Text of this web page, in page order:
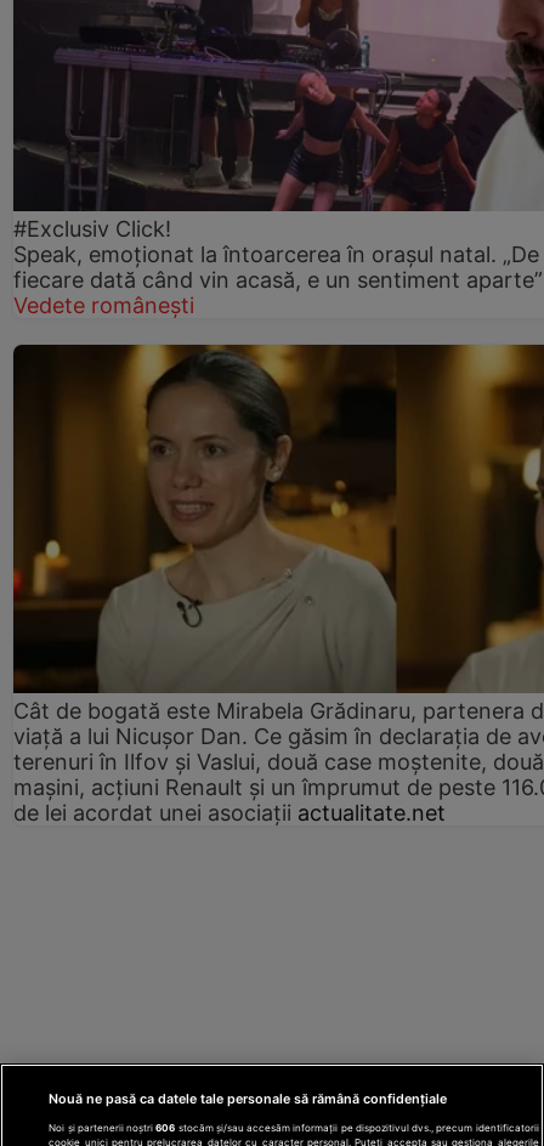
#Exclusiv Click!
Speak, emoționat la întoarcerea în orașul natal. „De
fiecare dată când vin acasă, e un sentiment aparte”
Vedete românești
Cât de bogată este Mirabela Grădinaru, partenera
viață a lui Nicușor Dan. Ce găsim în declarația de
terenuri în Ilfov și Vaslui, două case moștenite, două
mașini, acțiuni Renault și un împrumut de peste
de lei acordat unei asociații actualitate.net
Nouă ne pasă ca datele tale personale să rămână confidențiale
Noi și partenerii noștri606 stocăm și/sau accesăm informații pe dispozitivul dvs., precum identificatorii
cookie unici pentru prelucrarea datelor cu caracter personal. Puteți accepta sau gestiona alegerile